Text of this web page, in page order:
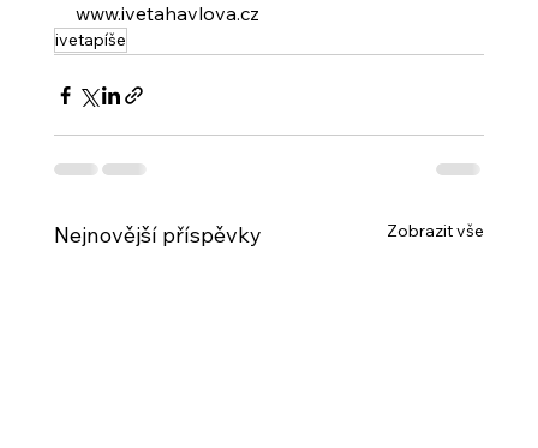
www.ivetahavlova.cz
ivetapíše
Nejnovější příspěvky Zobrazit vše